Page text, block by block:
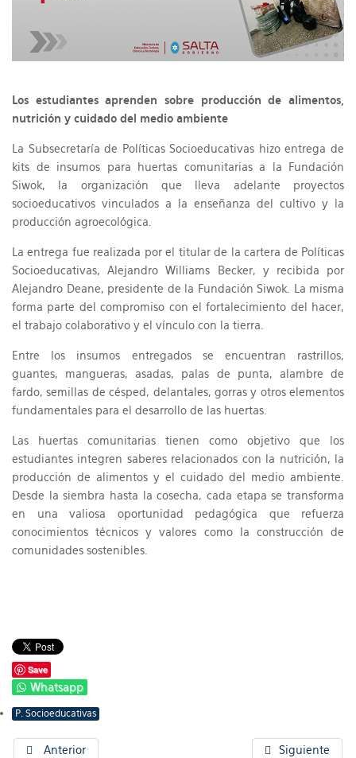
Los estudiantes aprenden sobre producción de alimentos,
nutrición y cuidado del medio ambiente
La Subsecretaría de Políticas Socioeducativas hizo entrega de
kits de insumos para huertas comunitarias a la Fundación
Siwok, la organización que lleva adelante proyectos
socioeducativos vinculados a la enseñanza del cultivo y la
producción agroecológica.
La entrega fue realizada por el titular de la cartera de Políticas
Socioeducativas, Alejandro Williams Becker, y recibida por
Alejandro Deane, presidente de la Fundación Siwok. La misma
forma parte del compromiso con el fortalecimiento del hacer,
el trabajo colaborativo y el vínculo con la tierra.
Entre los insumos entregados se encuentran rastrillos,
guantes, mangueras, asadas, palas de punta, alambre de
fardo, semillas de césped, delantales, gorras y otros elementos
fundamentales para el desarrollo de las huertas.
Las huertas comunitarias tienen como objetivo que los
estudiantes integren saberes relacionados con la nutrición, la
producción de alimentos y el cuidado del medio ambiente.
Desde la siembra hasta la cosecha, cada etapa se transforma
en una valiosa oportunidad pedagógica que refuerza
conocimientos técnicos y valores como la construcción de
comunidades sostenibles.
Save
Whatsapp
P. Socioeducativas
Anterior Siguiente